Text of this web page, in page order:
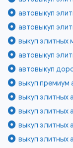
автовыкуп
автовыкуп
выкуп элитных
автовыкуп
автовыкуп
выкуп премиум
выкуп элитных
выкуп элитных
выкуп элитных
выкуп элитных